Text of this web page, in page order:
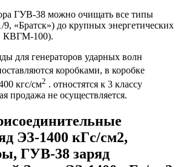
ГУВ-38 можно очищать все типы
«Братск») до крупных энергетических
КВГМ-100).
для генераторов ударных волн
коробками, в коробке
кгс/см2 . отностятся к 3 классу
продажа не осуществляется.
ЭЗ-1400 кГс/см2,
ГУВ-38 заряд